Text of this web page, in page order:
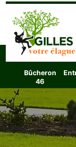
Bûcheron
46